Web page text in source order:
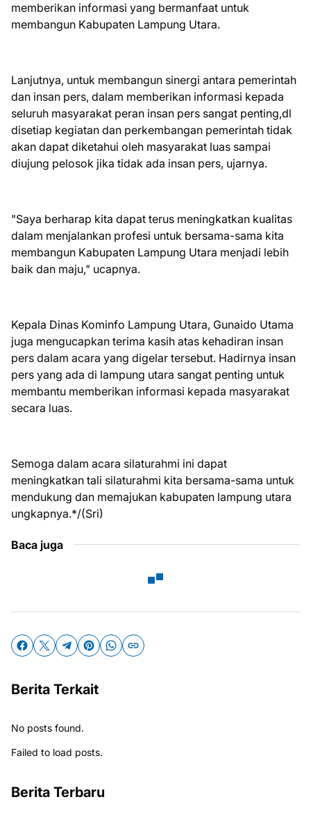
memberikan informasi yang bermanfaat untuk
membangun Kabupaten Lampung Utara.
Lanjutnya, untuk membangun sinergi antara pemerintah
dan insan pers, dalam memberikan informasi kepada
seluruh masyarakat peran insan pers sangat penting,dl
disetiap kegiatan dan perkembangan pemerintah tidak
akan dapat diketahui oleh masyarakat luas sampai
diujung pelosok jika tidak ada insan pers, ujarnya.
"Saya berharap kita dapat terus meningkatkan kualitas
dalam menjalankan profesi untuk bersama-sama kita
membangun Kabupaten Lampung Utara menjadi lebih
baik dan maju," ucapnya.
Kepala Dinas Kominfo Lampung Utara, Gunaido Utama
juga mengucapkan terima kasih atas kehadiran insan
pers dalam acara yang digelar tersebut. Hadirnya insan
pers yang ada di lampung utara sangat penting untuk
membantu memberikan informasi kepada masyarakat
secara luas.
Semoga dalam acara silaturahmi ini dapat
meningkatkan tali silaturahmi kita bersama-sama untuk
mendukung dan memajukan kabupaten lampung utara
ungkapnya.*/(Sri)
Baca juga
Berita Terkait
No posts found.
Failed to load posts.
Berita Terbaru